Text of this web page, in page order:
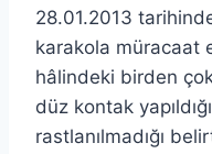
28.01.2013
karakola müracaat
hâlindeki birden
düz kontak
rastlanılmadığı